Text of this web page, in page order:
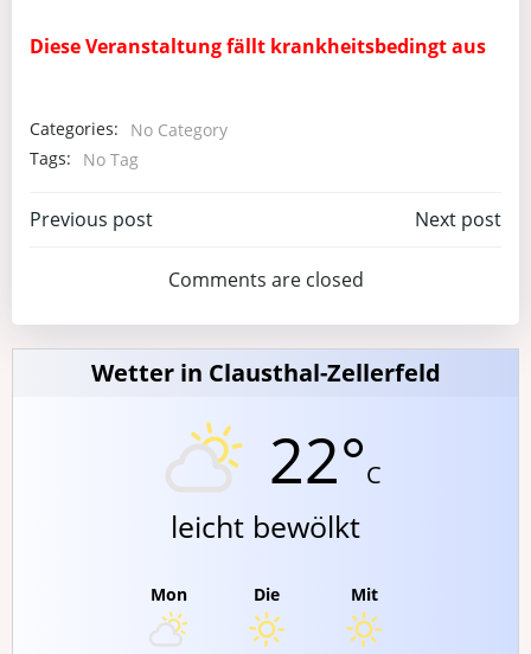
Diese Veranstaltung fällt krankheitsbedingt aus
Categories:
No Category
Tags:
No Tag
Post
navigation
Previous post
navigation
Next post
Comments are closed
Wetter in Clausthal-Zellerfeld
22°C
leicht bewölkt
Mon Die Mit